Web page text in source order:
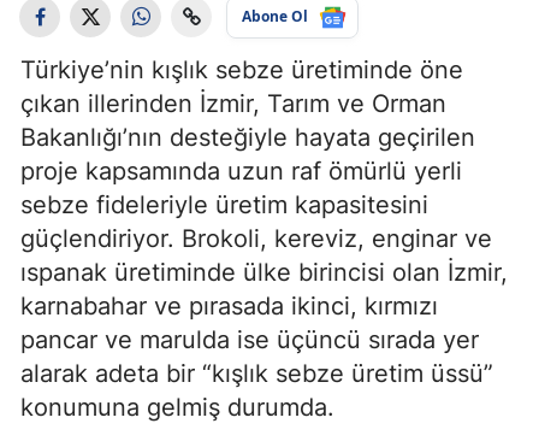
Abone Ol
Türkiye’nin kışlık sebze üretiminde öne
çıkan illerinden İzmir, Tarım ve Orman
Bakanlığı’nın desteğiyle hayata geçirilen
proje kapsamında uzun raf ömürlü yerli
sebze fideleriyle üretim kapasitesini
güçlendiriyor. Brokoli, kereviz, enginar ve
ıspanak üretiminde ülke birincisi olan İzmir,
karnabahar ve pırasada ikinci, kırmızı
pancar ve marulda ise üçüncü sırada yer
alarak adeta bir “kışlık sebze üretim üssü”
konumuna gelmiş durumda.